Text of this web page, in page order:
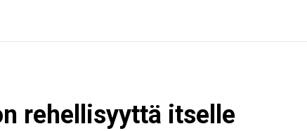
rehellisyyttä itselle